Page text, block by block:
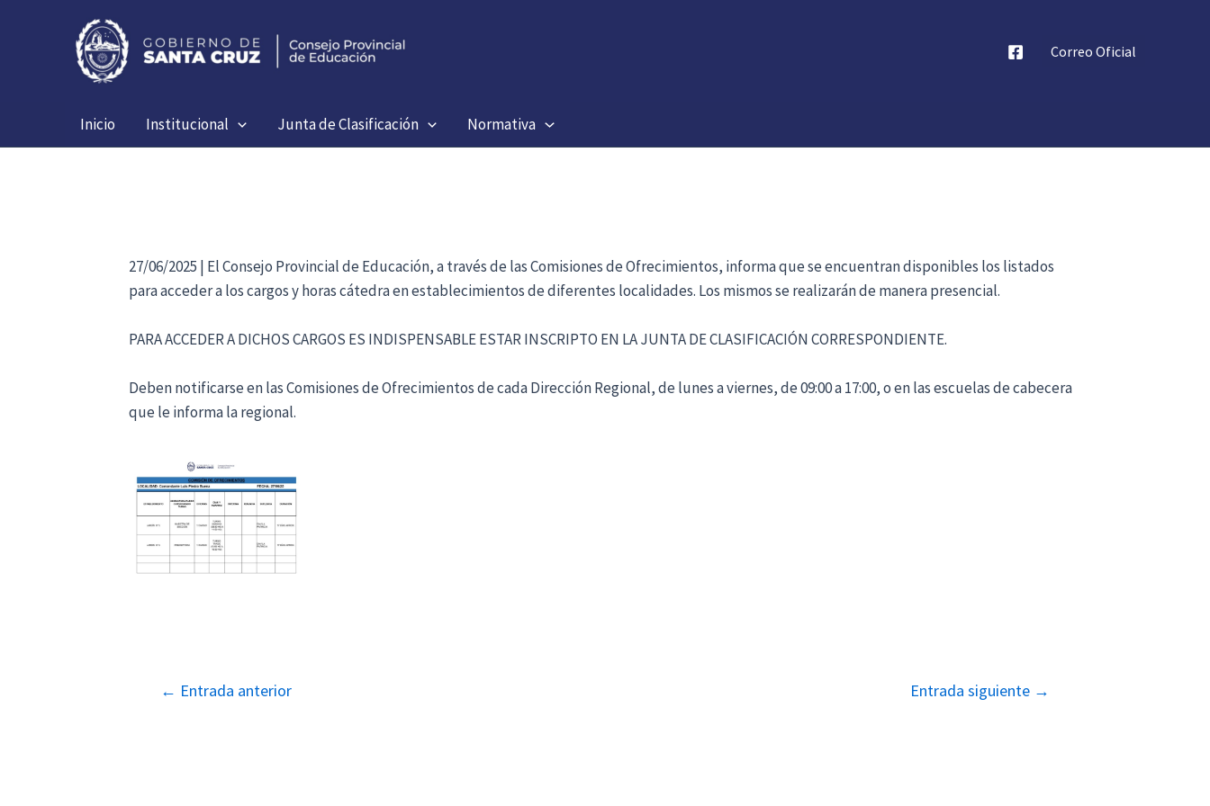
Correo Oficial
Inicio Institucional Junta de Clasificación Normativa
27/06/2025 | El Consejo Provincial de Educación, a través de las Comisiones de Ofrecimientos, informa que se encuentran disponibles los listados
para acceder a los cargos y horas cátedra en establecimientos de diferentes localidades. Los mismos se realizarán de manera presencial.
PARA ACCEDER A DICHOS CARGOS ES INDISPENSABLE ESTAR INSCRIPTO EN LA JUNTA DE CLASIFICACIÓN CORRESPONDIENTE.
Deben notificarse en las Comisiones de Ofrecimientos de cada Dirección Regional, de lunes a viernes, de 09:00 a 17:00, o en las escuelas de cabecera
que le informa la regional.
Navegación
← Entrada anterior Entrada siguiente →